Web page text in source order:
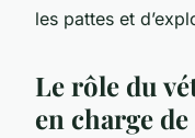
les pattes et
Le rôle du
en charge de